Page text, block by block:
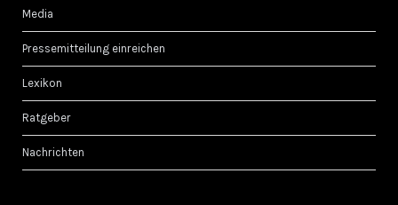
Media
Pressemitteilung einreichen
Lexikon
Ratgeber
Nachrichten